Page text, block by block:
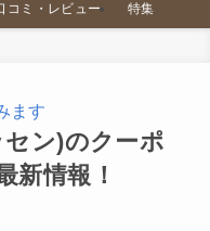
コミ・レビュー 特集
ます
セン)のクーポ
新情報！